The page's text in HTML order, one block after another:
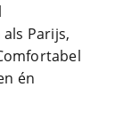
Parijs,
én